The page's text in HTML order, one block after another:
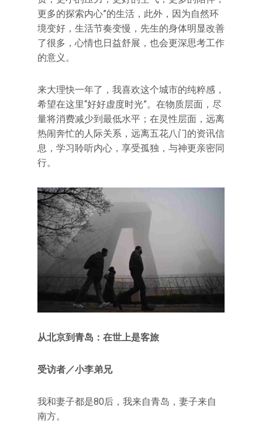
更多的探索内心”的生活，此外，因为自然环
境变好，生活节奏变慢，先生的身体明显改善
了很多，心情也日益舒展，也会更深思考工作
的意义。
来大理快一年了，我喜欢这个城市的纯粹感，
希望在这里“好好虚度时光”。在物质层面，尽
量将消费减少到最低水平；在灵性层面，远离
热闹奔忙的人际关系，远离五花八门的资讯信
息，学习聆听内心，享受孤独，与神更亲密同
行。
从北京到青岛：在世上是客旅
受访者／小李弟兄
我和妻子都是80后，我来自青岛，妻子来自
南方。